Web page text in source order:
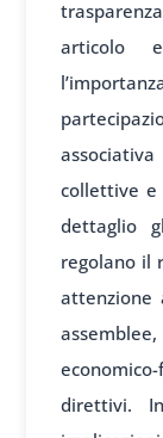
articolo
collettive e
dettaglio
regolano il
attenzione
direttivi.